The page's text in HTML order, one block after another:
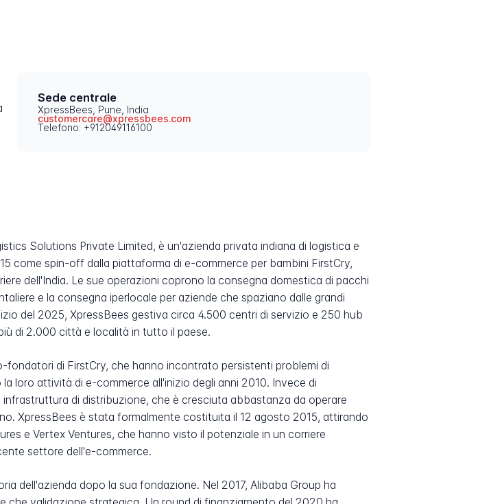
Sede centrale
XpressBees, Pune, India
customercare@xpressbees.com
Telefono: +912049116100
Solutions Private Limited, è un'azienda privata indiana di logistica e
come spin-off dalla piattaforma di e-commerce per bambini FirstCry,
dell'India. Le sue operazioni coprono la consegna domestica di pacchi
e la consegna iperlocale per aziende che spaziano dalle grandi
del 2025, XpressBees gestiva circa 4.500 centri di servizio e 250 hub
di 2.000 città e località in tutto il paese.
di FirstCry, che hanno incontrato persistenti problemi di
loro attività di e-commerce all'inizio degli anni 2010. Invece di
di distribuzione, che è cresciuta abbastanza da operare
XpressBees è stata formalmente costituita il 12 agosto 2015, attirando
e Vertex Ventures, che hanno visto il potenziale in un corriere
settore dell'e-commerce.
dell'azienda dopo la sua fondazione. Nel 2017, Alibaba Group ha